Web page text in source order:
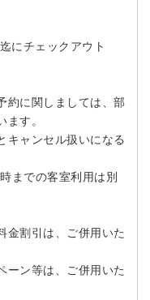
にチェックアウト
約に関しましては、部
す。
キャンセル扱いになる
までの客室利用は別
金割引は、ご併用いた
ーン等は、ご併用いた